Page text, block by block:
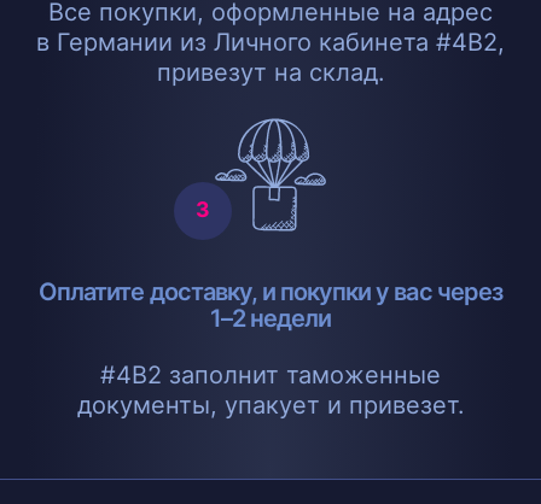
Все покупки, оформленные на адрес
в Германии из Личного кабинета #4B2,
привезут на склад.
Оплатите доставку, и покупки у вас через
1–2 недели
#4B2 заполнит таможенные
документы, упакует и привезет.